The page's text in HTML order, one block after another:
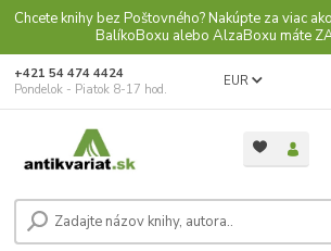
Chcete knihy bez Poštovného? Nakúpte za viac
BalíkoBoxu alebo AlzaBoxu máte
EUR
+421 54 474 4424
Pondelok - Piatok 8-17 hod.